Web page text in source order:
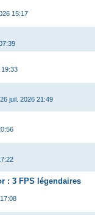
15:17
19:33
juil. 2026 21:49
: 3 FPS légendaires